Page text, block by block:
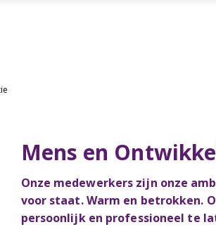
Mens en
Onze medewerkers zijn onze
voor staat. Warm en betrokken.
persoonlijk en professioneel te